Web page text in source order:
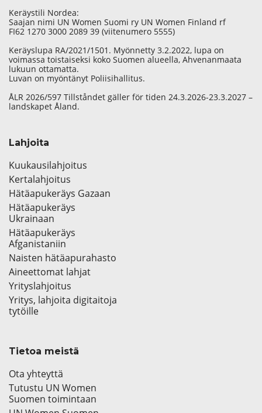
Keräystili Nordea:
Saajan nimi UN Women Suomi ry UN Women Finland rf
FI62 1270 3000 2089 39 (viitenumero 5555)
Keräyslupa RA/2021/1501. Myönnetty 3.2.2022, lupa on
voimassa toistaiseksi koko Suomen alueella, Ahvenanmaata
lukuun ottamatta.
Luvan on myöntänyt Poliisihallitus.
ÅLR 2026/597 Tillståndet gäller för tiden 24.3.2026-23.3.2027 –
landskapet Åland.
Lahjoita
Kuukausilahjoitus
Kertalahjoitus
Hätäapukeräys Gazaan
Hätäapukeräys
Ukrainaan
Hätäapukeräys
Afganistaniin
Naisten hätäapurahasto
Aineettomat lahjat
Yrityslahjoitus
Yritys, lahjoita digitaitoja
tytöille
Tietoa meistä
Ota yhteyttä
Tutustu UN Women
Suomen toimintaan